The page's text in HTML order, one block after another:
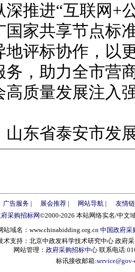
深推进“互联网+
国家共享节点标
地评标协作，以
务，助力全市营
高质量发展注入
山东省泰安市发
广告服务| 展会推荐| 网站导航 |
友情
采购招标网©2000-2026 本站网络实名/中文
站域名：www.chinabidding.org.cn 中国政府采
术支持：北京中政发科学技术研究中心 政府
网站管理： 政府采购招标中心 联系电话
标讯接收邮箱: